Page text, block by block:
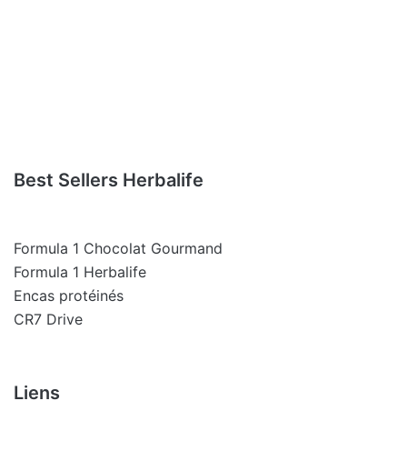
Best Sellers Herbalife
Formula 1 Chocolat Gourmand
Formula 1 Herbalife
Encas protéinés
CR7 Drive
Liens